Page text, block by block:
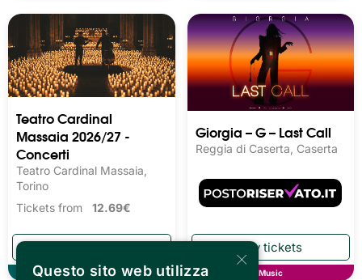
Teatro Cardinal
Massaia 2026/27 -
Concerti
Teatro Cardinal Massaia,
Torino
Tickets from 12.69€
Theater
Giorgia – G – Last Call
Reggia di Caserta, Caserta
Music
×
Questo sito web utilizza